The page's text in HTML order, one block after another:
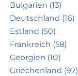
Bulgarien (13)
Deutschland (16)
Estland (50)
Frankreich (58)
Georgien (10)
Griechenland (97)